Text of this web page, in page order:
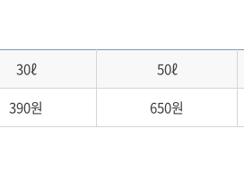
30ℓ 50ℓ
390원 650원